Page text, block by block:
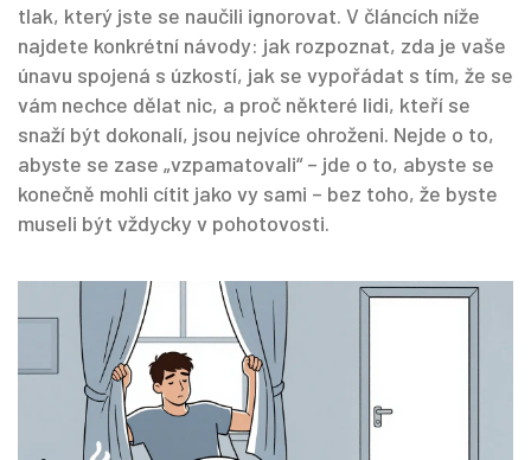
tlak, který jste se naučili ignorovat. V článcích níže
najdete konkrétní návody: jak rozpoznat, zda je vaše
únavu spojená s úzkostí, jak se vypořádat s tím, že se
vám nechce dělat nic, a proč některé lidi, kteří se
snaží být dokonalí, jsou nejvíce ohroženi. Nejde o to,
abyste se zase „vzpamatovali“ – jde o to, abyste se
konečně mohli cítit jako vy sami – bez toho, že byste
museli být vždycky v pohotovosti.